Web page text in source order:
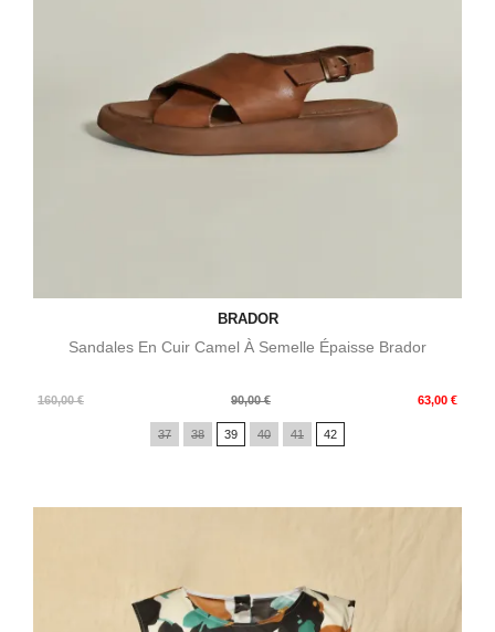
BRADOR
Sandales En Cuir Camel À Semelle Épaisse Brador
160,00 €
Prix
90,00 € 63,00 €
Prix
37 38 39 40 41 42